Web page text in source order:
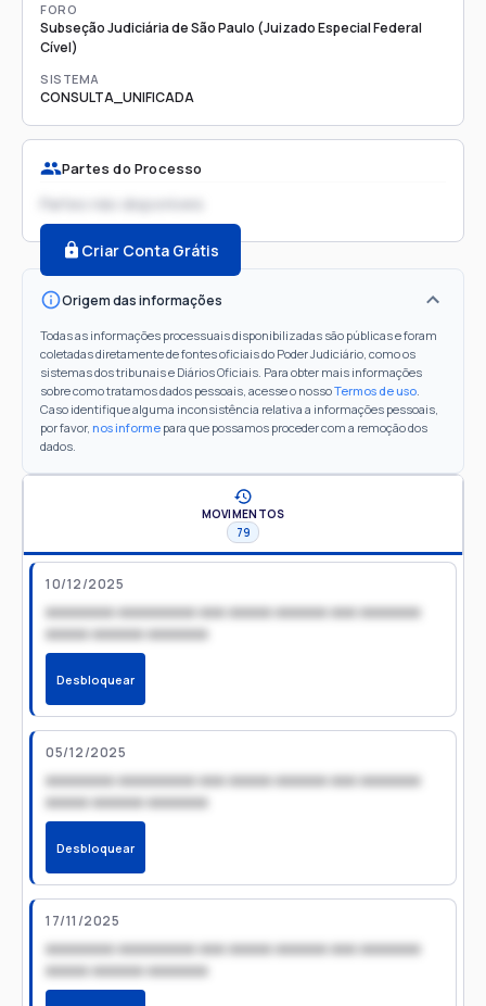
FORO
Subseção Judiciária de São Paulo (Juizado Especial Federal
Cível)
SISTEMA
CONSULTA_UNIFICADA
Partes do Processo
Partes não disponíveis
Criar Conta Grátis
Origem das informações
Todas as informações processuais disponibilizadas são públicas e foram
coletadas diretamente de fontes oficiais do Poder Judiciário, como os
sistemas dos tribunais e Diários Oficiais. Para obter mais informações
sobre como tratamos dados pessoais, acesse o nossoTermos de uso.
Caso identifique alguma inconsistência relativa a informações pessoais,
por favor, nos informe para que possamos proceder com a remoção dos
dados.
MOVIMENTOS
79
10/12/2025
xxxxxxxx xxxxxxxxx xxx xxxxx xxxxxx xxx xxxxxxx
xxxxx xxxxxx xxxxxxx
Desbloquear
05/12/2025
xxxxxxxx xxxxxxxxx xxx xxxxx xxxxxx xxx xxxxxxx
xxxxx xxxxxx xxxxxxx
Desbloquear
17/11/2025
xxxxxxxx xxxxxxxxx xxx xxxxx xxxxxx xxx xxxxxxx
xxxxx xxxxxx xxxxxxx